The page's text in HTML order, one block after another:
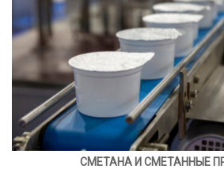
СМЕТАНА И СМЕТАННЫЕ